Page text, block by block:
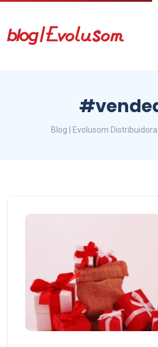
Blog | Evolusom Distribuidora